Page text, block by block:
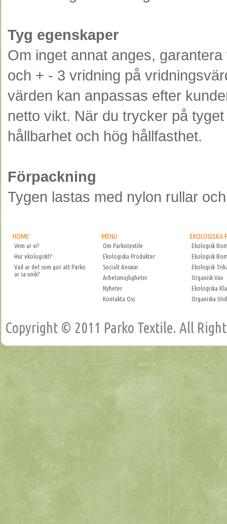
Tyg egenskaper
Om inget annat anges,
och + - 3 vridning på
värden kan anpassas efter
netto vikt. När du trycker på
hållbarhet och hög hållfasthet.
Förpackning
Tygen lastas med nylon rullar
HOME
Vem ar vi?
Hur ekologiskt?
Vad ar det som gor att Parko
ar sa unik?
MENU
Om Parkotextile
Ekologiska Produkter
Socialt Answar
Arbetsmojligheter
Nyheter
Kontakta Oss
EKOLOGISKA
Ekologisk
Ekologisk
Ekologisk
Organisk Vav
Ekologiska
Organiska
Copyright © 2011 Parko Textile. All